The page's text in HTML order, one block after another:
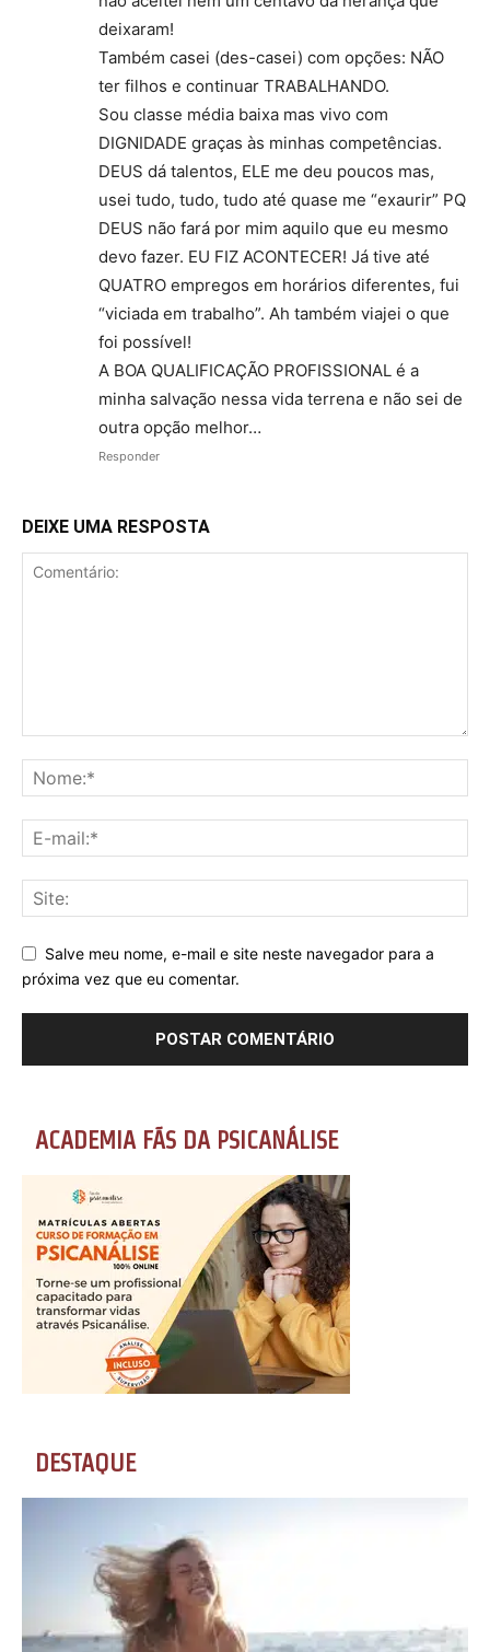
deixaram!
Também casei (des-casei) com opções: NÃO
ter filhos e continuar TRABALHANDO.
Sou classe média baixa mas vivo com
DIGNIDADE graças às minhas competências.
DEUS dá talentos, ELE me deu poucos mas,
usei tudo, tudo, tudo até quase me “exaurir” PQ
DEUS não fará por mim aquilo que eu mesmo
devo fazer. EU FIZ ACONTECER! Já tive até
QUATRO empregos em horários diferentes, fui
“viciada em trabalho”. Ah também viajei o que
foi possível!
A BOA QUALIFICAÇÃO PROFISSIONAL é a
minha salvação nessa vida terrena e não sei de
outra opção melhor…
Responder
DEIXE UMA RESPOSTA
Salve meu nome, e-mail e site neste navegador para a
próxima vez que eu comentar.
ACADEMIA FÃS DA PSICANÁLISE
DESTAQUE